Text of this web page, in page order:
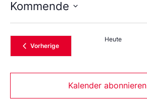
Kommende
Sie
das
Datum
aus.
VorherigeVeranstaltungen
Heute
Kalender abonnieren